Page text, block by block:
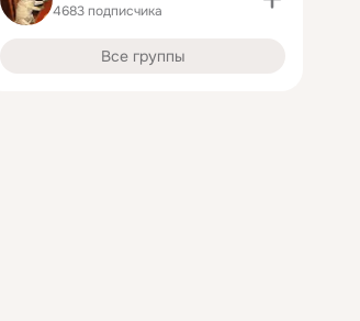
4683 подписчика
Все группы